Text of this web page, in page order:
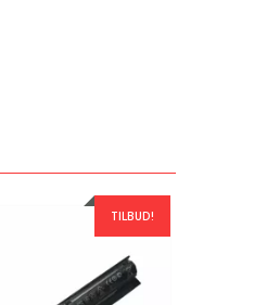
TILBUD!